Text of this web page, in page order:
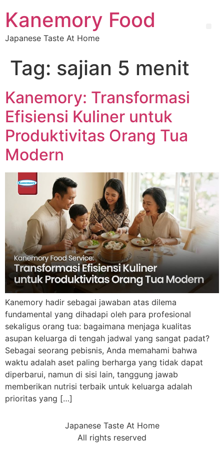
Kanemory Food
Japanese Taste At Home
Tag: sajian 5 menit
Kanemory: Transformasi
Efisiensi Kuliner untuk
Produktivitas Orang Tua
Modern
Kanemory hadir sebagai jawaban atas dilema
fundamental yang dihadapi oleh para profesional
sekaligus orang tua: bagaimana menjaga kualitas
asupan keluarga di tengah jadwal yang sangat padat?
Sebagai seorang pebisnis, Anda memahami bahwa
waktu adalah aset paling berharga yang tidak dapat
diperbarui, namun di sisi lain, tanggung jawab
memberikan nutrisi terbaik untuk keluarga adalah
prioritas yang […]
Japanese Taste At Home
All rights reserved